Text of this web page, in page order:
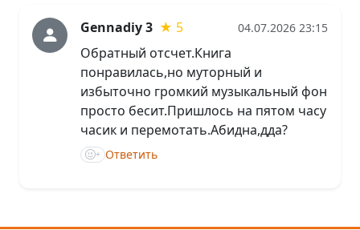
Gennadiy 3 ★ 5 04.07.2026 23:15
Обратный отсчет.Книга
понравилась,но муторный и
избыточно громкий музыкальный фон
просто бесит.Пришлось на пятом часу
часик и перемотать.Абидна,дда?
+ Ответить